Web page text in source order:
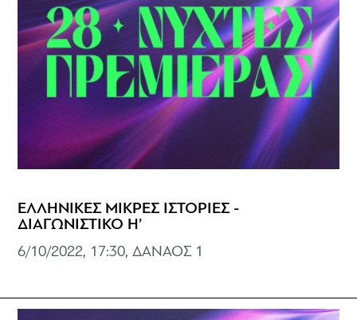
ΕΛΛΗΝΙΚΕΣ ΜΙΚΡΕΣ ΙΣΤΟΡΙΕΣ -
ΔΙΑΓΩΝΙΣΤΙΚΟ Η’
6/10/2022, 17:30, ΔΑΝΑΟΣ 1